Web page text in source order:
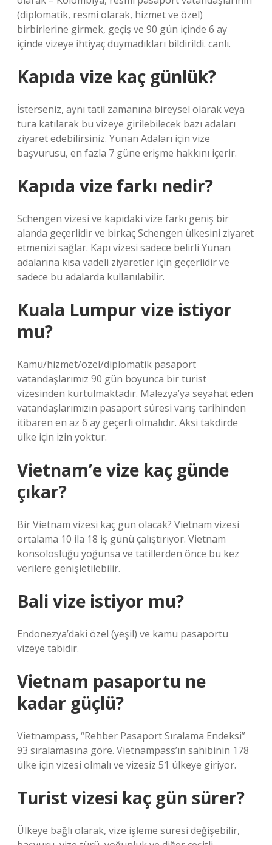
(diplomatik, resmi olarak, hizmet ve özel)
birbirlerine girmek, geçiş ve 90 gün içinde 6 ay
içinde vizeye ihtiyaç duymadıkları bildirildi. canlı.
Kapıda vize kaç günlük?
İsterseniz, aynı tatil zamanına bireysel olarak veya
tura katılarak bu vizeye girilebilecek bazı adaları
ziyaret edebilirsiniz. Yunan Adaları için vize
başvurusu, en fazla 7 güne erişme hakkını içerir.
Kapıda vize farkı nedir?
Schengen vizesi ve kapıdaki vize farkı geniş bir
alanda geçerlidir ve birkaç Schengen ülkesini ziyaret
etmenizi sağlar. Kapı vizesi sadece belirli Yunan
adalarına kısa vadeli ziyaretler için geçerlidir ve
sadece bu adalarda kullanılabilir.
Kuala Lumpur vize istiyor
mu?
Kamu/hizmet/özel/diplomatik pasaport
vatandaşlarımız 90 gün boyunca bir turist
vizesinden kurtulmaktadır. Malezya’ya seyahat eden
vatandaşlarımızın pasaport süresi varış tarihinden
itibaren en az 6 ay geçerli olmalıdır. Aksi takdirde
ülke için izin yoktur.
Vietnam’e vize kaç günde
çıkar?
Bir Vietnam vizesi kaç gün olacak? Vietnam vizesi
ortalama 10 ila 18 iş günü çalıştırıyor. Vietnam
konsolosluğu yoğunsa ve tatillerden önce bu kez
verilere genişletilebilir.
Bali vize istiyor mu?
Endonezya’daki özel (yeşil) ve kamu pasaportu
vizeye tabidir.
Vietnam pasaportu ne
kadar güçlü?
Vietnampass, “Rehber Pasaport Sıralama Endeksi”
93 sıralamasına göre. Vietnampass’ın sahibinin 178
ülke için vizesi olmalı ve vizesiz 51 ülkeye giriyor.
Turist vizesi kaç gün sürer?
Ülkeye bağlı olarak, vize işleme süresi değişebilir,